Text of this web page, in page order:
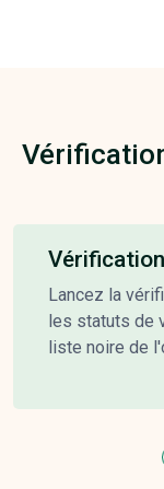
Lancez la
les statuts de
liste noire de